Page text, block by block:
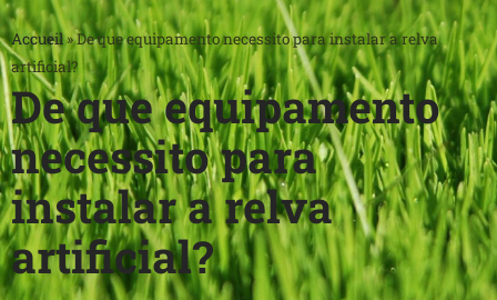
Accueil»De que equipamento necessito para instalar a relva
artificial?
De que equipamento
necessito para
instalar a relva
artificial?